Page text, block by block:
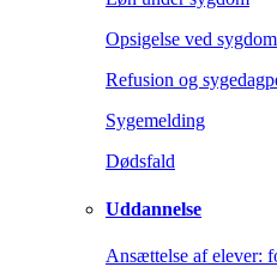
Opsigelse ved sygdom
Refusion og
Sygemelding
Dødsfald
Uddannelse
Ansættelse af elever: